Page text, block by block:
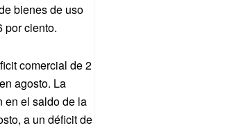
bienes de uso
por ciento.
comercial de 2
agosto. La
en el saldo de la
a un déficit de